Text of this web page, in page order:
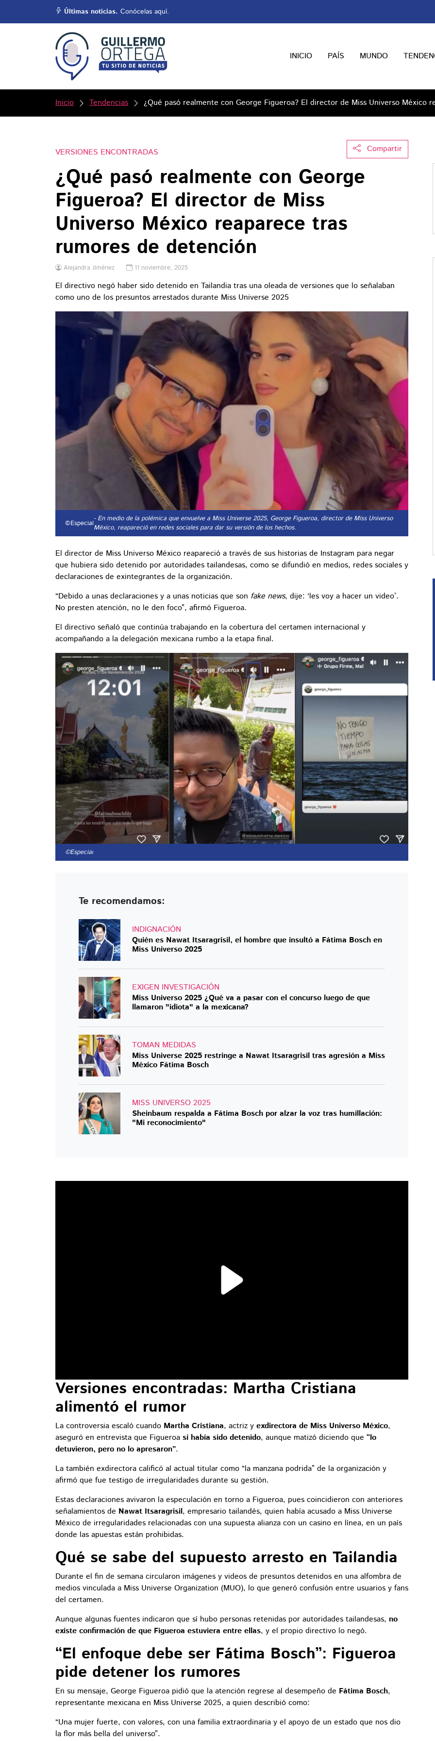
Últimas noticias. Conócelas aquí.
INICIO PAÍS MUNDO
Inicio Tendencias ¿Qué pasó realmente con George Figueroa? El director de Miss Universo México
Compartir
VERSIONES ENCONTRADAS
¿Qué pasó realmente con George
Figueroa? El director de Miss
Universo México reaparece tras
rumores de detención
Alejandra Jiménez 11 noviembre, 2025
El directivo negó haber sido detenido en Tailandia tras una oleada de versiones que lo señalaban
como uno de los presuntos arrestados durante Miss Universe 2025
©Especial- En medio de la polémica que envuelve a Miss Universe 2025, George Figueroa, director de Miss Universo
México, reapareció en redes sociales para dar su versión de los hechos.
El director de Miss Universo México reapareció a través de sus historias de Instagram para negar
que hubiera sido detenido por autoridades tailandesas, como se difundió en medios, redes sociales y
declaraciones de exintegrantes de la organización.
“Debido a unas declaraciones y a unas noticias que son fake news, dije: ‘les voy a hacer un video’.
No presten atención, no le den foco”, afirmó Figueroa.
El directivo señaló que continúa trabajando en la cobertura del certamen internacional y
acompañando a la delegación mexicana rumbo a la etapa final.
©Especial
Te recomendamos:
INDIGNACIÓN
Quién es Nawat Itsaragrisil, el hombre que insultó a Fátima Bosch en
Miss Universo 2025
EXIGEN INVESTIGACIÓN
Miss Universo 2025 ¿Qué va a pasar con el concurso luego de que
llamaron "idiota" a la mexicana?
TOMAN MEDIDAS
Miss Universe 2025 restringe a Nawat Itsaragrisil tras agresión a Miss
México Fátima Bosch
MISS UNIVERSO 2025
Sheinbaum respalda a Fátima Bosch por alzar la voz tras humillación:
"Mi reconocimiento"
Versiones encontradas: Martha Cristiana
alimentó el rumor
La controversia escaló cuando Martha Cristiana, actriz y exdirectora de Miss Universo México,
aseguró en entrevista que Figueroa sí había sido detenido, aunque matizó diciendo que “lo
detuvieron, pero no lo apresaron”.
La también exdirectora calificó al actual titular como “la manzana podrida” de la organización y
afirmó que fue testigo de irregularidades durante su gestión.
Estas declaraciones avivaron la especulación en torno a Figueroa, pues coincidieron con anteriores
señalamientos de Nawat Itsaragrisil, empresario tailandés, quien había acusado a Miss Universe
México de irregularidades relacionadas con una supuesta alianza con un casino en línea, en un país
donde las apuestas están prohibidas.
Qué se sabe del supuesto arresto en Tailandia
Durante el fin de semana circularon imágenes y videos de presuntos detenidos en una alfombra de
medios vinculada a Miss Universe Organization (MUO), lo que generó confusión entre usuarios y fans
del certamen.
Aunque algunas fuentes indicaron que sí hubo personas retenidas por autoridades tailandesas, no
existe confirmación de que Figueroa estuviera entre ellas, y el propio directivo lo negó.
“El enfoque debe ser Fátima Bosch”: Figueroa
pide detener los rumores
En su mensaje, George Figueroa pidió que la atención regrese al desempeño de Fátima Bosch,
representante mexicana en Miss Universe 2025, a quien describió como:
“Una mujer fuerte, con valores, con una familia extraordinaria y el apoyo de un estado que nos dio
la flor más bella del universo”.